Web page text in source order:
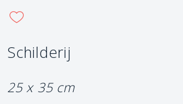
Schilderij
25 x 35 cm